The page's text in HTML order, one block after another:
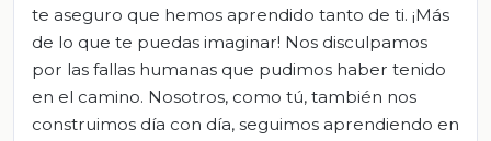
te aseguro que hemos aprendido tanto de ti. ¡Más
de lo que te puedas imaginar! Nos disculpamos
por las fallas humanas que pudimos haber tenido
en el camino. Nosotros, como tú, también nos
construimos día con día, seguimos aprendiendo en